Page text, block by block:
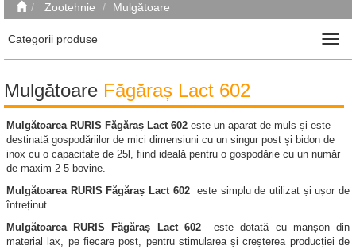
Zootehnie Mulgătoare
Categorii produse
Mulgătoare Făgăraș Lact 602
Mulgătoarea RURIS Făgăraș Lact 602 este un aparat de muls și este
destinată gospodăriilor de mici dimensiuni cu un singur post și bidon de
inox cu o capacitate de 25l, fiind ideală pentru o gospodărie cu un număr
de maxim 2-5 bovine.
Mulgătoarea RURIS Făgăraș Lact 602este simplu de utilizat și ușor de
întreținut.
Mulgătoarea
RURIS Făgăraș Lact 602este dotată cu manșon din
material lax, pe fiecare post, pentru stimularea și creșterea producției de